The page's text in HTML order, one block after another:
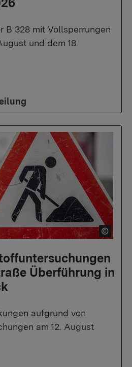
B 328 mit Vollsperrungen
und dem 18.
Überführung in
aufgrund von
am 12. August